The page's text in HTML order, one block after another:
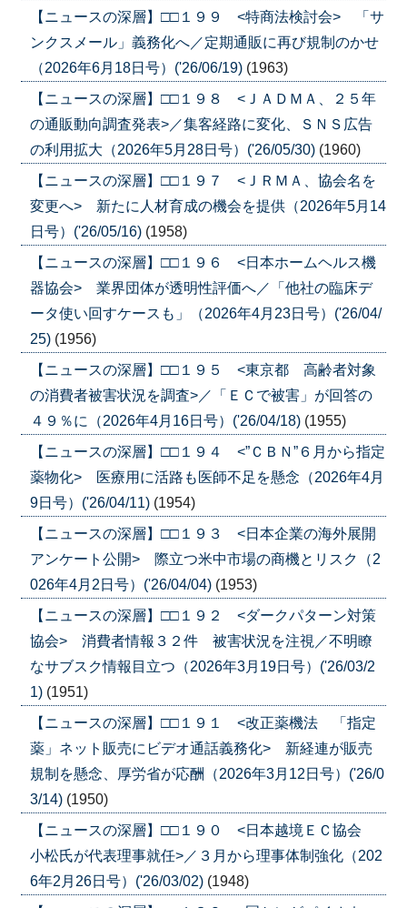
【ニュースの深層】□□１９９ <特商法検討会> 「サ
ンクスメール」義務化へ／定期通販に再び規制のかせ
（2026年6月18日号）('26/06/19) (1963)
【ニュースの深層】□□１９８ <ＪＡＤＭＡ、２５年
の通販動向調査発表>／集客経路に変化、ＳＮＳ広告
の利用拡大（2026年5月28日号）('26/05/30) (1960)
【ニュースの深層】□□１９７ <ＪＲＭＡ、協会名を
変更へ> 新たに人材育成の機会を提供（2026年5月14
日号）('26/05/16) (1958)
【ニュースの深層】□□１９６ <日本ホームヘルス機
器協会> 業界団体が透明性評価へ／「他社の臨床デ
ータ使い回すケースも」（2026年4月23日号）('26/04/
25) (1956)
【ニュースの深層】□□１９５ <東京都 高齢者対象
の消費者被害状況を調査>／「ＥＣで被害」が回答の
４９％に（2026年4月16日号）('26/04/18) (1955)
【ニュースの深層】□□１９４ <”ＣＢＮ”６月から指定
薬物化> 医療用に活路も医師不足を懸念（2026年4月
9日号）('26/04/11) (1954)
【ニュースの深層】□□１９３ <日本企業の海外展開
アンケート公開> 際立つ米中市場の商機とリスク（2
026年4月2日号）('26/04/04) (1953)
【ニュースの深層】□□１９２ <ダークパターン対策
協会> 消費者情報３２件 被害状況を注視／不明瞭
なサブスク情報目立つ（2026年3月19日号）('26/03/2
1) (1951)
【ニュースの深層】□□１９１ <改正薬機法 「指定
薬」ネット販売にビデオ通話義務化> 新経連が販売
規制を懸念、厚労省が応酬（2026年3月12日号）('26/0
3/14) (1950)
【ニュースの深層】□□１９０ <日本越境ＥＣ協会
小松氏が代表理事就任>／３月から理事体制強化（202
6年2月26日号）('26/03/02) (1948)